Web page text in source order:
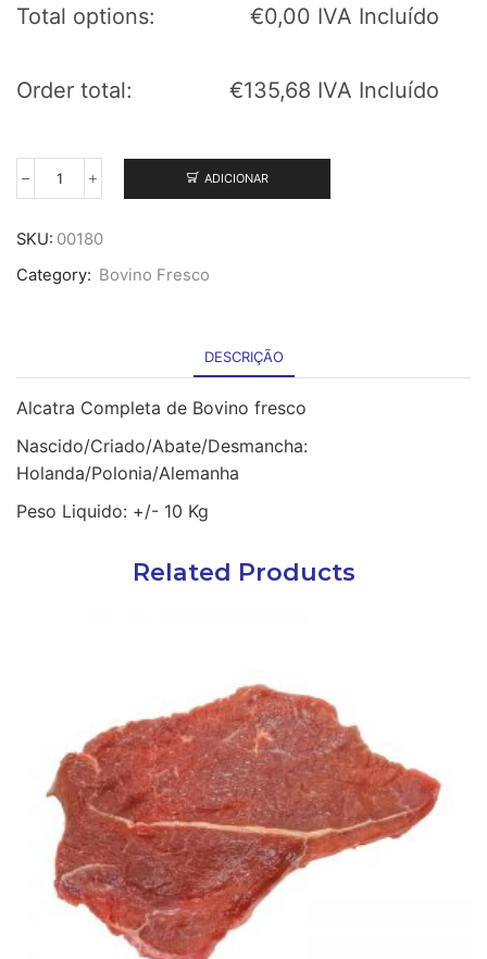
Total options: €0,00 IVA Incluído
Order total: €135,68 IVA Incluído
Quantidade
Alcatra
de
ADICIONAR
SKU: 00180
Category: Bovino Fresco
DESCRIÇÃO
Alcatra Completa de Bovino fresco
Nascido/Criado/Abate/Desmancha:
Holanda/Polonia/Alemanha
Peso Liquido: +/- 10 Kg
Related Products